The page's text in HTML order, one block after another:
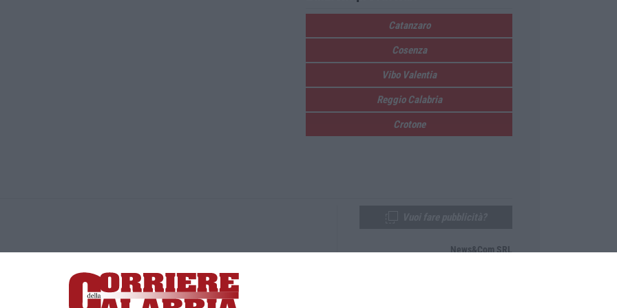
Catanzaro
Cosenza
Vibo Valentia
Reggio Calabria
Crotone
Lamezia Terme (CZ)
responsabile Paola Militano |Privacy
News&Com SRL